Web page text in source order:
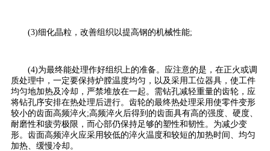
(3)细化晶粒，改善组织以提高钢的机械性能;
(4)为最终能处理作好组织上的准备。应注意的是，在正火或调
质处理中，一定要保持炉膛温度均匀，以及采用工位器具，使工件
均匀地加热及冷却，严禁堆放在一起。需钻孔减轻重量的齿轮，应
将钻孔序安排在热处理后进行。齿轮的最终热处理采用使零件变形
较小的齿面高频淬火;高频淬火后得到的齿面具有高的强度、硬度、
耐磨性和疲劳极限，而心部仍保持足够的塑性和韧性。为减少变
形。齿面高频淬火应采用较低的淬火温度和较短的加热时间、均匀
加热、缓慢冷却。